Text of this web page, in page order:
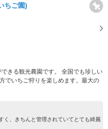
ちご園)
きる観光農園です。 全国でも珍しい
でいちご狩りを楽しめます。最大の
く、きちんと管理されていてとても綺麗